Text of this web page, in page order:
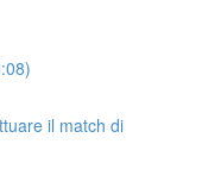
il match di